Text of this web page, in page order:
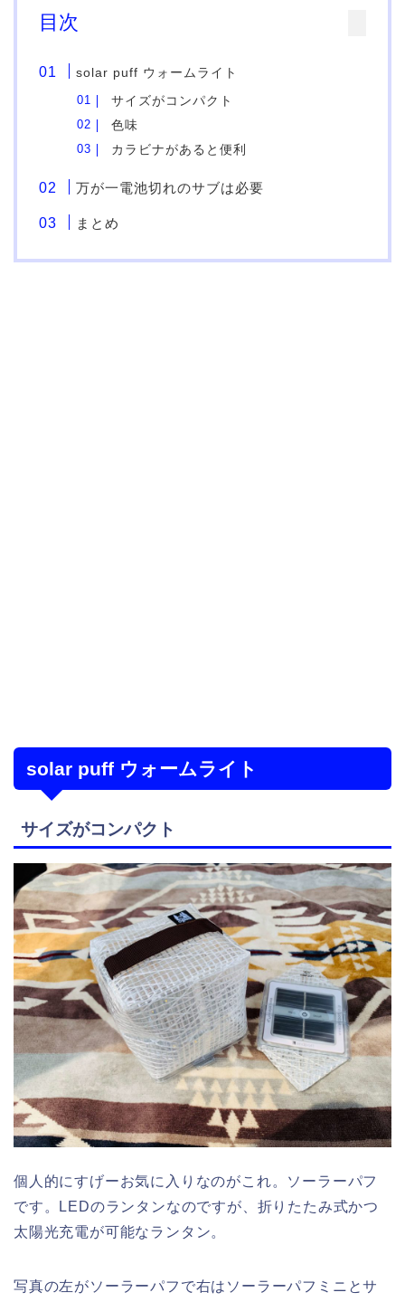
目次
solar puff ウォームライト
サイズがコンパクト
色味
カラビナがあると便利
万が一電池切れのサブは必要
まとめ
solar puff ウォームライト
サイズがコンパクト
個人的にすげーお気に入りなのがこれ。ソーラーパフ
です。LEDのランタンなのですが、折りたたみ式かつ
太陽光充電が可能なランタン。
写真の左がソーラーパフで右はソーラーパフミニとサ